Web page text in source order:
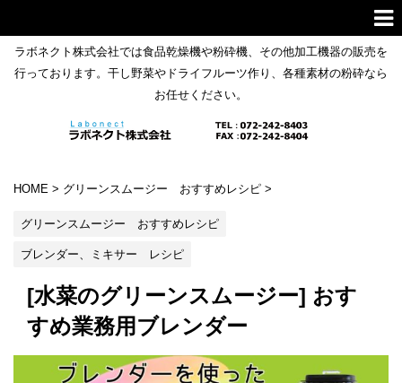
ラボネクト株式会社では食品乾燥機や粉砕機、その他加工機器の販売を
行っております。干し野菜やドライフルーツ作り、各種素材の粉砕なら
お任せください。
HOME > グリーンスムージー おすすめレシピ >
グリーンスムージー おすすめレシピ
ブレンダー、ミキサー レシピ
[水菜のグリーンスムージー] おす
すめ業務用ブレンダー